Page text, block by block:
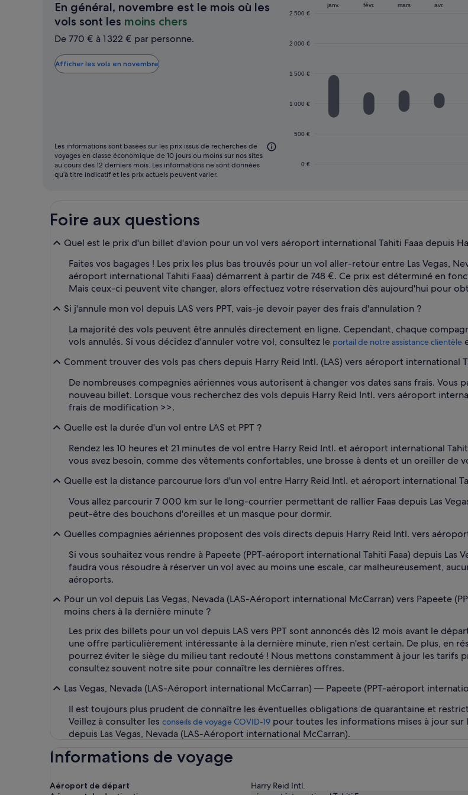
En général, novembre est le mois où les
vols sont les moins chers
général,
sont
les
moins
De 770 € à 1 322 € par personne.
Afficher les vols en novembre
0 €
500 €
1 000 €
1 500 €
2 000 €
2 500 €
janv. févr. mars avr.
Les informations sont basées sur les prix issus de recherches de
voyages en classe économique de 10 jours ou moins sur nos sites
au cours des 12 derniers mois. Les informations ne sont données
qu’à titre indicatif et les prix actuels peuvent varier.
Foire aux questions
Quel est le prix d'un billet d'avion pour un vol vers aéroport international Tahiti Faaa depuis
Faites vos bagages ! Les prix les plus bas trouvés pour un vol aller-retour entre Las Vegas,
aéroport international Tahiti Faaa) démarrent à partir de 748 €. Ce prix est déterminé en
Mais ceux-ci peuvent vite changer, alors effectuez votre réservation dès aujourd'hui pour
Si j'annule mon vol depuis LAS vers PPT, vais-je devoir payer des frais d'annulation ?
La majorité des vols peuvent être annulés directement en ligne. Cependant, chaque
vols annulés. Si vous décidez d'annuler votre vol, consultez le portail de notre assistance clientèle
Comment trouver des vols pas chers depuis Harry Reid Intl. (LAS) vers aéroport international
De nombreuses compagnies aériennes vous autorisent à changer vos dates sans frais.
nouveau billet. Lorsque vous recherchez des vols depuis Harry Reid Intl. vers aéroport
frais de modification >>.
Quelle est la durée d'un vol entre LAS et PPT ?
Rendez les 10 heures et 21 minutes de vol entre Harry Reid Intl. et aéroport international
vous avez besoin, comme des vêtements confortables, une brosse à dents et un oreiller de
Quelle est la distance parcourue lors d'un vol entre Harry Reid Intl. et aéroport international
Vous allez parcourir 7 000 km sur le long-courrier permettant de rallier Faaa depuis Las
peut-être des bouchons d'oreilles et un masque pour dormir.
Quelles compagnies aériennes proposent des vols directs depuis Harry Reid Intl. vers
Si vous souhaitez vous rendre à Papeete (PPT-aéroport international Tahiti Faaa) depuis
faudra vous résoudre à réserver un vol avec au moins une escale, car malheureusement,
aéroports.
Pour un vol depuis Las Vegas, Nevada (LAS-Aéroport international McCarran) vers Papeete
moins chers à la dernière minute ?
Les prix des billets pour un vol depuis LAS vers PPT sont annoncés dès 12 mois avant le
une offre particulièrement intéressante à la dernière minute, rien n'est certain. De plus, en
pourrez éviter le siège du milieu tant redouté ! Nous mettons constamment à jour les
consultez souvent notre site pour connaître les dernières offres.
Las Vegas, Nevada (LAS-Aéroport international McCarran) — Papeete (PPT-aéroport
Il est toujours plus prudent de connaître les éventuelles obligations de quarantaine et
Veillez à consulter les conseils de voyage COVID-19 pour toutes les informations mises à jour sur
depuis Las Vegas, Nevada (LAS-Aéroport international McCarran).
Informations de voyage
Aéroport de départ
Harry Reid Intl.